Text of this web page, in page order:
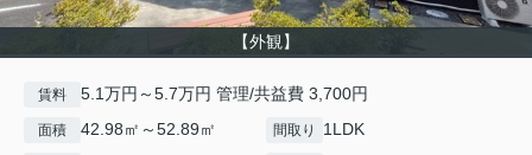
【外観】
賃料 5.1万円～5.7万円 管理/共益費 3,700円
面積 42.98㎡～52.89㎡ 間取り 1LDK